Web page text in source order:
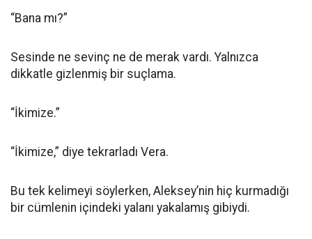
“Bana mı?”
Sesinde ne sevinç ne de merak vardı. Yalnızca
dikkatle gizlenmiş bir suçlama.
“İkimize.”
“İkimize,” diye tekrarladı Vera.
Bu tek kelimeyi söylerken, Aleksey’nin hiç kurmadığı
bir cümlenin içindeki yalanı yakalamış gibiydi.